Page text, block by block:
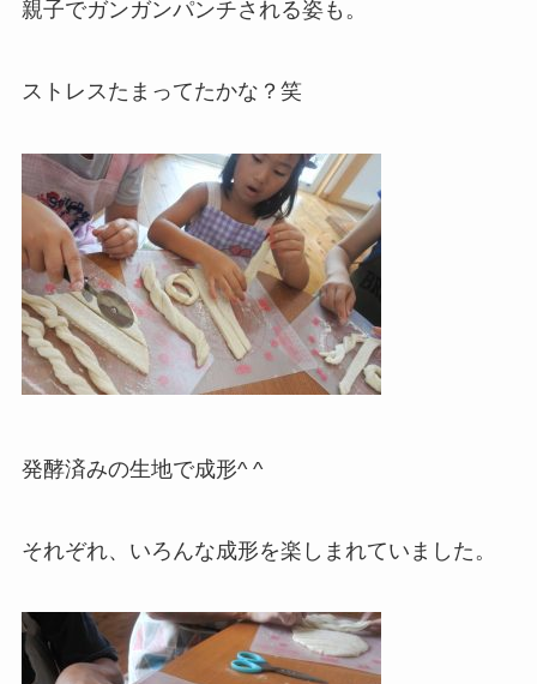
親子でガンガンパンチされる姿も。
ストレスたまってたかな？笑
発酵済みの生地で成形^ ^
それぞれ、いろんな成形を楽しまれていました。